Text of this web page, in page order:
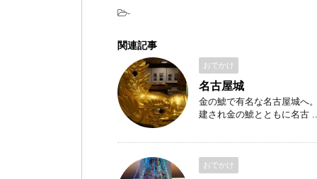
-
関連記事
おでかけ
名古屋城
金の鯱で有名な名古屋城へ
建され金の鯱とともに名古
おでかけ